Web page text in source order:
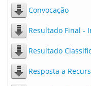
Convocação
Resultado Final -
Resultado
Resposta a